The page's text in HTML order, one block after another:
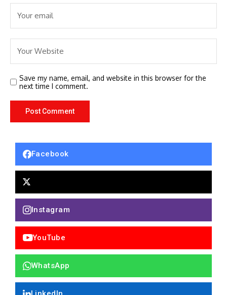
Save my name, email, and website in this browser for the
next time I comment.
Facebook
Instagram
YouTube
WhatsApp